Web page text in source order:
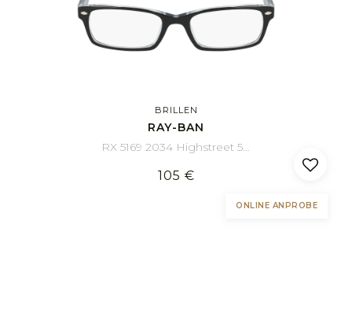
BRILLEN
RAY-BAN
RX 5169 2034 Highstreet 54/16
105 €
ONLINE ANPROBE